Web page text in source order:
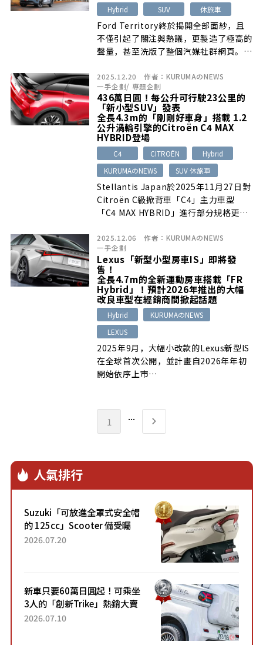
Hybrid SUV 休旅車
Ford Territory終於揭開全部面紗，且
不僅引起了關注與熱議，更製造了極高的
聲量，甚至洗版了整個汽媒社群網頁。而
Territory本身強大的產品戰力底蘊以及
極具殺傷力的價格制定，即便在此廝殺激
烈的國產/進口中型休旅車級距市場中，
相信以Territory在「個性、科技、空
間、性能」等全方位的出色表現下，有極
大的可能性成為一匹銷售大黑馬，在群敵
環伺的圍攻下強勢竄出。
2025.12.20 作者： KURUMAのNEWS
一手企劃/ 專題企劃
436萬日圓！每公升可行駛23公里的
「新小型SUV」發表
全長4.3m的「剛剛好車身」搭載 1.2
公升渦輪引擎的Citroën C4 MAX
HYBRID登場
C4 CITROËN
Hybrid
KURUMAのNEWS
SUV 休旅車
Stellantis Japan於2025年11月27日對
Citroën C級掀背車「C4」主力車型
「C4 MAX HYBRID」進行部分規格更
2025.12.06 作者： KURUMAのNEWS
一手企劃
Lexus「新型小型房車IS」即將發
售！
全長4.7m的全新運動房車搭載「FR
Hybrid」！預計2026年推出的大幅
改良車型在經銷商間掀起話題
Hybrid
KURUMAのNEWS
LEXUS
2025年9月，大幅小改款的Lexus新型IS
在全球首次公開，並計畫自2026年年初
開始依序上市…
1 ...
人氣排行
Suzuki「可放進全罩式安全帽
的 125cc」Scooter 備受矚
目！採用全新流線設計與各項
2026.07.20
新車只要60萬日圓起！可乘坐
3人的「創新Trike」熱銷大賣
成為人氣車款！「養車成本真
2026.07.10